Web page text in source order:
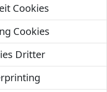
Cookies
Cookies
Dritter